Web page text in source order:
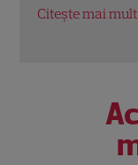
Citește mai